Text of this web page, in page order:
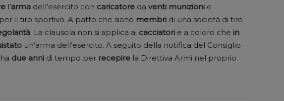
l’arma dell’esercito con caricatore da venti munizioni e
il tiro sportivo. A patto che siano membri di una società di tiro
. La clausola non si applica ai cacciatori e a coloro che in
un’arma dell’esercito. A seguito della notifica del Consiglio
due anni di tempo per recepire la Direttiva Armi nel proprio